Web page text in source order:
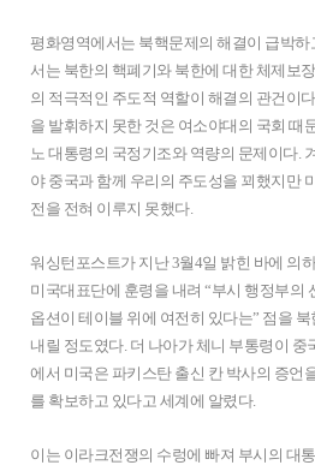
평화영역에서는 북핵문제의 해결이 급박하
서는 북한의 핵폐기와 북한에 대한 체제보
의 적극적인 주도적 역할이 해결의 관건이
을 발휘하지 못한 것은 여소야대의 국회 때
노 대통령의 국정기조와 역량의 문제이다.
야 중국과 함께 우리의 주도성을 꾀했지만
전을 전혀 이루지 못했다.
워싱턴포스트가 지난 3월4일 밝힌 바에 의
미국대표단에 훈령을 내려 “부시 행정부의
옵션이 테이블 위에 여전히 있다는” 점을
내릴 정도였다. 더 나아가 체니 부통령이 중
에서 미국은 파키스탄 출신 칸 박사의 증언
를 확보하고 있다고 세계에 알렸다.
이는 이라크전쟁의 수렁에 빠져 부시의 대